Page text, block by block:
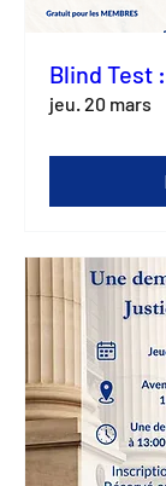
Blind Test
jeu. 20 mars